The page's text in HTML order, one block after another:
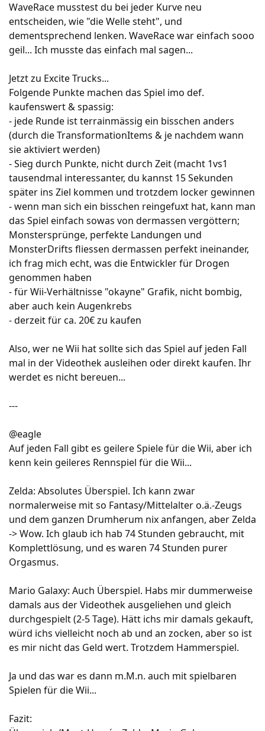
WaveRace musstest du bei jeder Kurve neu
entscheiden, wie "die Welle steht", und
dementsprechend lenken. WaveRace war einfach sooo
geil... Ich musste das einfach mal sagen...
Jetzt zu Excite Trucks...
Folgende Punkte machen das Spiel imo def.
kaufenswert & spassig:
- jede Runde ist terrainmässig ein bisschen anders
(durch die TransformationItems & je nachdem wann
sie aktiviert werden)
- Sieg durch Punkte, nicht durch Zeit (macht 1vs1
tausendmal interessanter, du kannst 15 Sekunden
später ins Ziel kommen und trotzdem locker gewinnen
- wenn man sich ein bisschen reingefuxt hat, kann man
das Spiel einfach sowas von dermassen vergöttern;
Monstersprünge, perfekte Landungen und
MonsterDrifts fliessen dermassen perfekt ineinander,
ich frag mich echt, was die Entwickler für Drogen
genommen haben
- für Wii-Verhältnisse "okayne" Grafik, nicht bombig,
aber auch kein Augenkrebs
- derzeit für ca. 20€ zu kaufen
Also, wer ne Wii hat sollte sich das Spiel auf jeden Fall
mal in der Videothek ausleihen oder direkt kaufen. Ihr
werdet es nicht bereuen...
---
@eagle
Auf jeden Fall gibt es geilere Spiele für die Wii, aber ich
kenn kein geileres Rennspiel für die Wii...
Zelda: Absolutes Überspiel. Ich kann zwar
normalerweise mit so Fantasy/Mittelalter o.ä.-Zeugs
und dem ganzen Drumherum nix anfangen, aber Zelda
-> Wow. Ich glaub ich hab 74 Stunden gebraucht, mit
Komplettlösung, und es waren 74 Stunden purer
Orgasmus.
Mario Galaxy: Auch Überspiel. Habs mir dummerweise
damals aus der Videothek ausgeliehen und gleich
durchgespielt (2-5 Tage). Hätt ichs mir damals gekauft,
würd ichs vielleicht noch ab und an zocken, aber so ist
es mir nicht das Geld wert. Trotzdem Hammerspiel.
Ja und das war es dann m.M.n. auch mit spielbaren
Spielen für die Wii...
Fazit: